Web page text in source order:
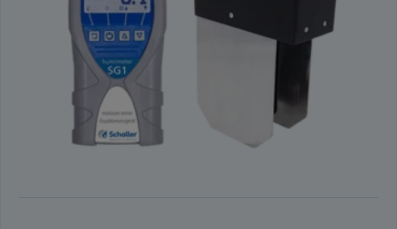
SCHÜTTDICHTE
GEWICHT / MASSE